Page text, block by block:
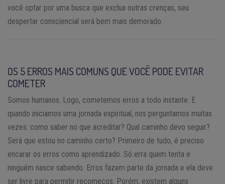
você optar por uma busca que exclua outras crenças, seu
despertar consciencial será bem mais demorado.
OS 5 ERROS MAIS COMUNS QUE VOCÊ PODE EVITAR
COMETER
Somos humanos. Logo, cometemos erros a todo instante. E
quando iniciamos uma jornada espiritual, nos perguntamos muitas
vezes: como saber no que acreditar? Qual caminho devo seguir?
Será que estou no caminho certo? Primeiro de tudo, é preciso
encarar os erros como aprendizado. Só erra quem tenta e
ninguém nasce sabendo. Erros fazem parte da jornada e ela deve
ser livre para permitir recomeços. Porém, existem alguns